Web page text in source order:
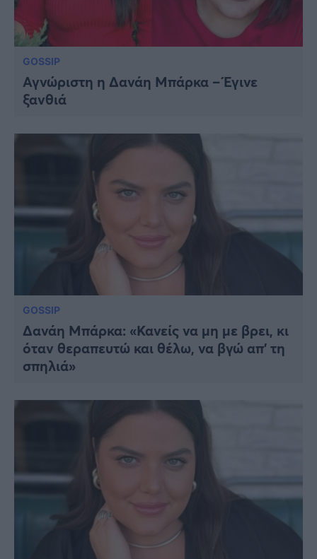
GOSSIP
Αγνώριστη η Δανάη Μπάρκα – Έγινε
ξανθιά
GOSSIP
Δανάη Μπάρκα: «Κανείς να μη με βρει, κι
όταν θεραπευτώ και θέλω, να βγώ απ’ τη
σπηλιά»